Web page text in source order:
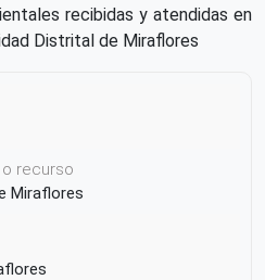
recibidas y atendidas en
Distrital de Miraflores
recurso
Miraflores